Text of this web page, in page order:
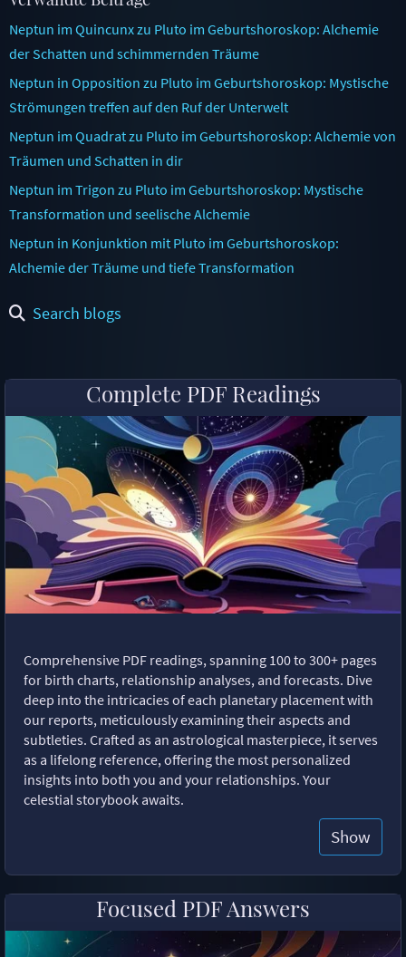
Neptun im Quincunx zu Pluto im Geburtshoroskop: Alchemie
der Schatten und schimmernden Träume
Neptun in Opposition zu Pluto im Geburtshoroskop: Mystische
Strömungen treffen auf den Ruf der Unterwelt
Neptun im Quadrat zu Pluto im Geburtshoroskop: Alchemie von
Träumen und Schatten in dir
Neptun im Trigon zu Pluto im Geburtshoroskop: Mystische
Transformation und seelische Alchemie
Neptun in Konjunktion mit Pluto im Geburtshoroskop:
Alchemie der Träume und tiefe Transformation
Search blogs
Complete PDF Readings
Comprehensive PDF readings, spanning 100 to 300+ pages
for birth charts, relationship analyses, and forecasts. Dive
deep into the intricacies of each planetary placement with
our reports, meticulously examining their aspects and
subtleties. Crafted as an astrological masterpiece, it serves
as a lifelong reference, offering the most personalized
insights into both you and your relationships. Your
celestial storybook awaits.
Show
Focused PDF Answers